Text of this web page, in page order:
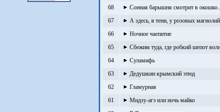
68
Сонная барышня смотрит в
67
А здесь, в тени, у розовых
66
Ночное чаепитие
65
Сбежим туда, где робкий шепот
64
Суламифь
63
Дедушкин крымский этюд
62
Гламурная
61
Мидзу-агэ или ночь майко